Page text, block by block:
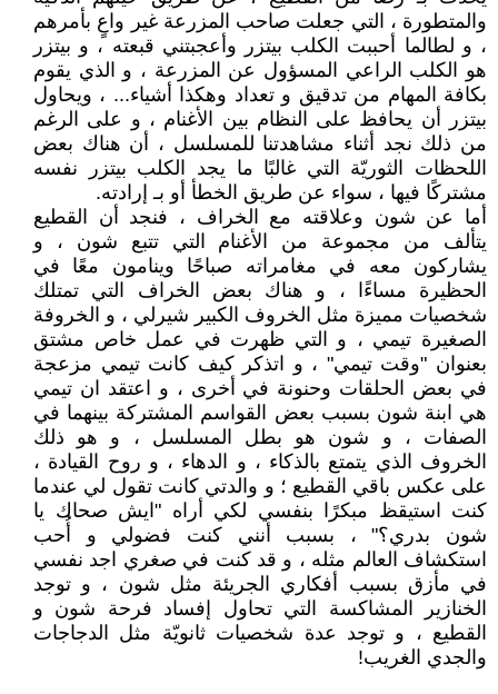
والمتطورة ، التي جعلت صاحب المزرعة غير واعٍ بأمرهم
، و لطالما أحببت الكلب بيتزر وأعجبتني قبعته ، و بيتزر
هو الكلب الراعي المسؤول عن المزرعة ، و الذي يقوم
بكافة المهام من تدقيق و تعداد وهكذا أشياء... ، ويحاول
بيتزر أن يحافظ على النظام بين الأغنام ، و على الرغم
من ذلك نجد أثناء مشاهدتنا للمسلسل ، أن هناك بعض
اللحظات الثوريّة التي غالبًا ما يجد الكلب بيتزر نفسه
مشتركًا فيها ، سواء عن طريق الخطأ أو بـ إرادته.
أما عن شون وعلاقته مع الخراف ، فنجد أن القطيع
يتألف من مجموعة من الأغنام التي تتبع شون ، و
يشاركون معه في مغامراته صباحًا وينامون معًا في
الحظيرة مساءًا ، و هناك بعض الخراف التي تمتلك
شخصيات مميزة مثل الخروف الكبير شيرلي ، و الخروفة
الصغيرة تيمي ، و التي ظهرت في عمل خاص مشتق
بعنوان "وقت تيمي" ، و اتذكر كيف كانت تيمي مزعجة
في بعض الحلقات وحنونة في أخرى ، و اعتقد ان تيمي
هي ابنة شون بسبب بعض القواسم المشتركة بينهما في
الصفات ، و شون هو بطل المسلسل ، و هو ذلك
الخروف الذي يتمتع بالذكاء ، و الدهاء ، و روح القيادة ،
على عكس باقي القطيع ؛ و والدتي كانت تقول لي عندما
كنت استيقظ مبكرًا بنفسي لكي أراه "ايش صحاك يا
شون بدري؟" ، بسبب أنني كنت فضولي و أُحب
استكشاف العالم مثله ، و قد كنت في صغري اجد نفسي
في مأزق بسبب أفكاري الجريئة مثل شون ، و توجد
الخنازير المشاكسة التي تحاول إفساد فرحة شون و
القطيع ، و توجد عدة شخصيات ثانويّة مثل الدجاجات
والجدي الغريب!